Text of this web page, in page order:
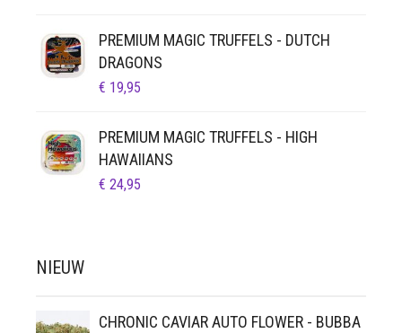
PREMIUM MAGIC TRUFFELS - DUTCH
DRAGONS
€ 19,95
PREMIUM MAGIC TRUFFELS - HIGH
HAWAIIANS
€ 24,95
NIEUW
CHRONIC CAVIAR AUTO FLOWER - BUBBA